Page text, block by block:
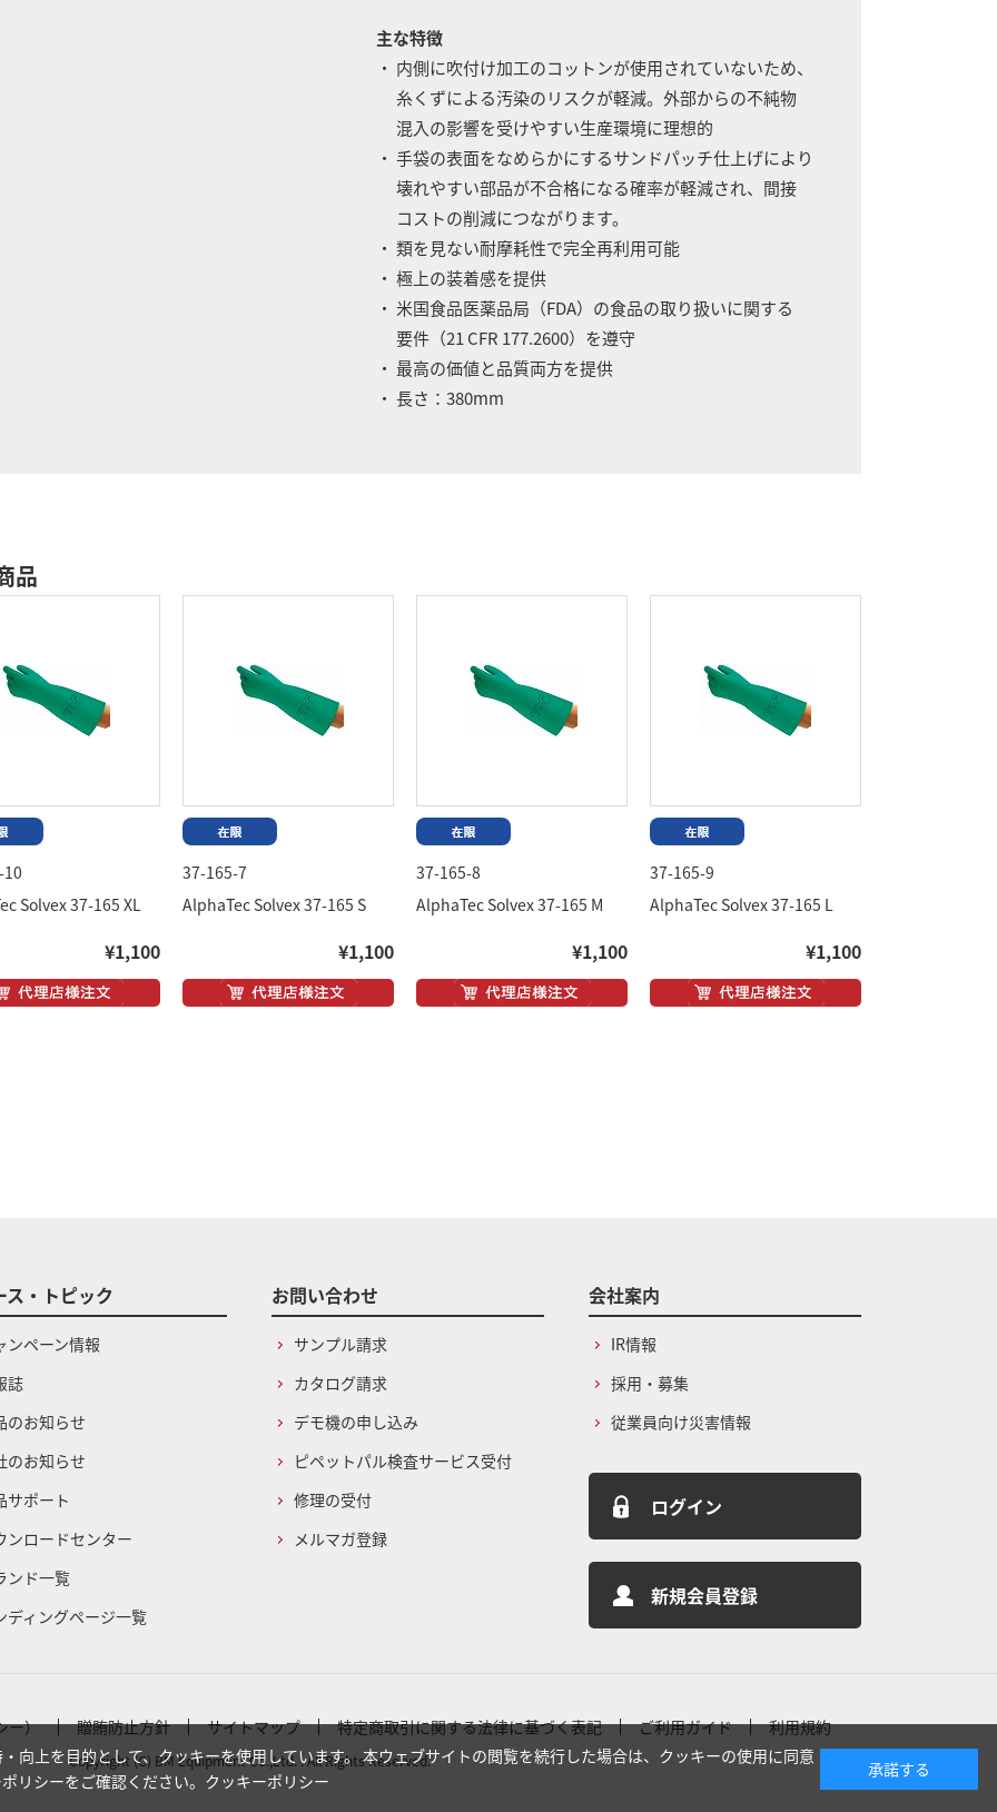
主な特徴
・ 内側に吹付け加工のコットンが使用されていないため、
糸くずによる汚染のリスクが軽減。外部からの不純物
混入の影響を受けやすい生産環境に理想的
・ 手袋の表面をなめらかにするサンドパッチ仕上げにより
壊れやすい部品が不合格になる確率が軽減され、間接
コストの削減につながります。
・ 類を見ない耐摩耗性で完全再利用可能
・ 極上の装着感を提供
・ 米国食品医薬品局（FDA）の食品の取り扱いに関する
要件（21 CFR 177.2600）を遵守
・ 最高の価値と品質両方を提供
・ 長さ：380mm
品
Solvex 37-165 XL
¥1,100
37-165-7
AlphaTec Solvex 37-165 S
¥1,100
37-165-8
AlphaTec Solvex 37-165 M
¥1,100
37-165-9
AlphaTec Solvex 37-165 L
¥1,100
ス・トピック
ンペーン情報
誌
のお知らせ
のお知らせ
サポート
ンロードセンター
ンド一覧
ディングページ一覧
お問い合わせ
サンプル請求
カタログ請求
デモ機の申し込み
ピペットパル検査サービス受付
修理の受付
メルマガ登録
会社案内
IR情報
採用・募集
従業員向け災害情報
ログイン
新規会員登録
ー） 贈賄防止方針 サイトマップ 特定商取引に関する法律に基づく表記 ご利用ガイド 利用規約
Copyright (C) BM Equipment Co.,Ltd. . All Rights Reserved.
向上を目的として、クッキーを使用しています。 本ウェブサイトの閲覧を続行した場合は、クッキーの使用に同意
リシーをご確認ください。 クッキーポリシー
承諾する